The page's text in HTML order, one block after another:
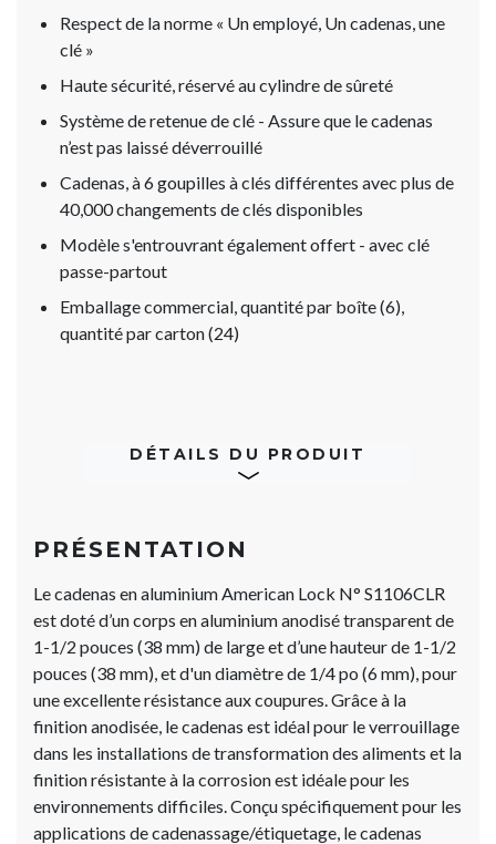
Respect de la norme « Un employé, Un cadenas, une
clé »
Haute sécurité, réservé au cylindre de sûreté
Système de retenue de clé - Assure que le cadenas
n’est pas laissé déverrouillé
Cadenas, à 6 goupilles à clés différentes avec plus de
40,000 changements de clés disponibles
Modèle s'entrouvrant également offert - avec clé
passe-partout
Emballage commercial, quantité par boîte (6),
quantité par carton (24)
DÉTAILS DU PRODUIT
PRÉSENTATION
Le cadenas en aluminium American Lock N° S1106CLR
est doté d’un corps en aluminium anodisé transparent de
1-1/2 pouces (38 mm) de large et d’une hauteur de 1-1/2
pouces (38 mm), et d'un diamètre de 1/4 po (6 mm), pour
une excellente résistance aux coupures. Grâce à la
finition anodisée, le cadenas est idéal pour le verrouillage
dans les installations de transformation des aliments et la
finition résistante à la corrosion est idéale pour les
environnements difficiles. Conçu spécifiquement pour les
applications de cadenassage/étiquetage, le cadenas